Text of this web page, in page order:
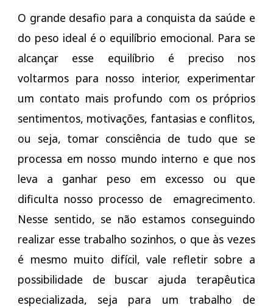
O grande desafio para a conquista da saúde e
do peso ideal é o equilíbrio emocional. Para se
alcançar esse equilíbrio é preciso nos
voltarmos para nosso interior, experimentar
um contato mais profundo com os próprios
sentimentos, motivações, fantasias e conflitos,
ou seja, tomar consciência de tudo que se
processa em nosso mundo interno e que nos
leva a ganhar peso em excesso ou que
dificulta nosso processo de emagrecimento.
Nesse sentido, se não estamos conseguindo
realizar esse trabalho sozinhos, o que às vezes
é mesmo muito difícil, vale refletir sobre a
possibilidade de buscar ajuda terapêutica
especializada, seja para um trabalho de